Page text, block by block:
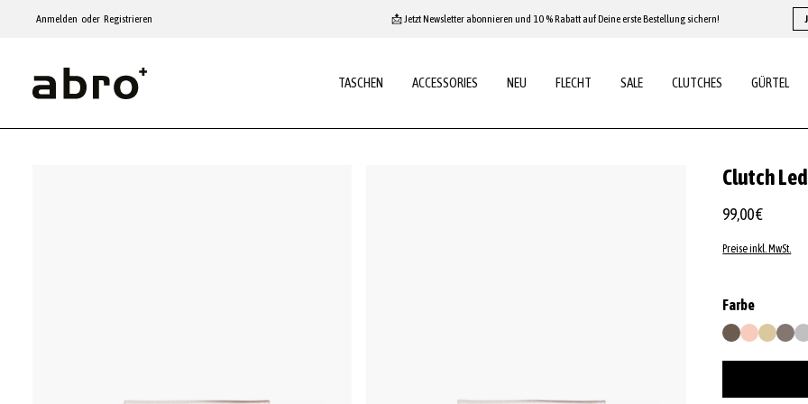
Hauptinhalt springen
Zur Hauptnavigation springen
Anmelden oder Registrieren 📩 Jetzt Newsletter abonnieren und 10 % Rabatt auf Deine erste Bestellung sichern!
TASCHEN ACCESSORIES NEU FLECHT SALE CLUTCHES GÜRTEL
Clutch
99,00 €
Preise inkl. MwSt.
Farbe
brasscopper
gold